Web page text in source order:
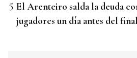
El Arenteiro salda la deuda
jugadores un día antes del